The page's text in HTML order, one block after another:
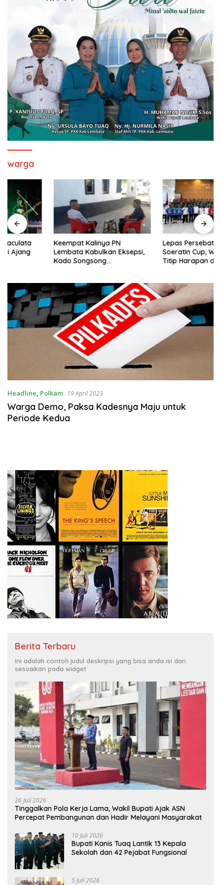
warga
Keempat Kalinya PN
Lembata Kabulkan Eksepsi,
Kado Songsong
Lepas Persebata U-17 ke
Soeratin Cup, Wakil Bupati
Titip Harapan dan Harga Diri
Headline, Polkam 19 April 2023
Warga Demo, Paksa Kadesnya Maju untuk
Periode Kedua
Berita Terbaru
Ini adalah contoh judul deskripsi yang bisa anda isi dan
sesuaikan pada widget
26 Juli 2026
Tinggalkan Pola Kerja Lama, Wakil Bupati Ajak ASN
Percepat Pembangunan dan Hadir Melayani Masyarakat
10 Juli 2026
Bupati Kanis Tuaq Lantik 13 Kepala
Sekolah dan 42 Pejabat Fungsional
5 Juli 2026